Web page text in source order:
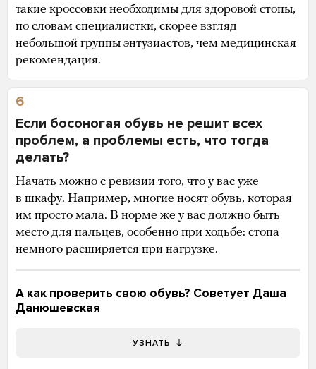
такие кроссовки необходимы для здоровой стопы,
по словам специалистки, скорее взгляд
небольшой группы энтузиастов, чем медицинская
рекомендация.
6
Если босоногая обувь не решит всех
проблем, а проблемы есть, что тогда
делать?
Начать можно с ревизии того, что у вас уже
в шкафу. Например, многие носят обувь, которая
им просто мала. В норме же у вас должно быть
место для пальцев, особенно при ходьбе: стопа
немного расширяется при нагрузке.
А как проверить свою обувь? Советует Даша
Данюшевская
УЗНАТЬ